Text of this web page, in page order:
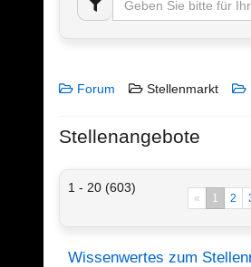
Forum Stellenmarkt
Stellenangebote
1 - 20 (603)
« 1 2
Wissenwertes zum